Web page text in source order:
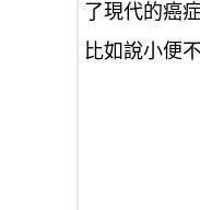
了現代的癌
比如說小便